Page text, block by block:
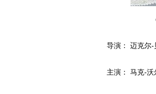
导演： 迈克尔-
主演： 马克-沃